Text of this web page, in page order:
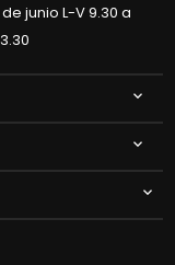
junio L-V 9.30 a


